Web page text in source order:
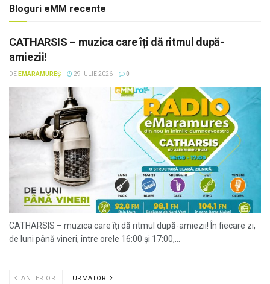
Bloguri eMM recente
CATHARSIS – muzica care îți dă ritmul după-
amiezii!
DE EMARAMUREȘ 29 IULIE 2026 0
CATHARSIS – muzica care îți dă ritmul după-amiezii! În fiecare zi,
de luni până vineri, între orele 16:00 și 17:00,...
ANTERIOR URMATOR